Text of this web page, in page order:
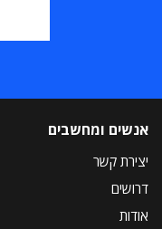
אנשים ומחשבים
יצירת קשר
דרושים
אודות